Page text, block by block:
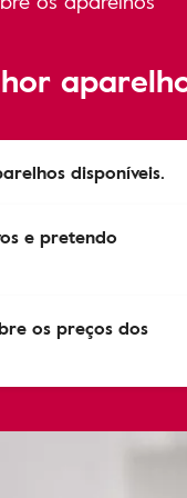
disponíveis.
e pretendo
os preços dos